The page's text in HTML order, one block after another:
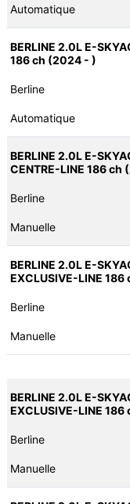
Automatique
BERLINE 2.0L E-
186 ch (2024 - )
Berline
Automatique
BERLINE 2.0L E-
CENTRE-LINE 186 ch
Berline
Manuelle
BERLINE 2.0L E-
EXCLUSIVE-LINE
Berline
Manuelle
BERLINE 2.0L E-
EXCLUSIVE-LINE
Berline
Manuelle